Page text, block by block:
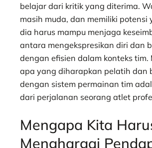
belajar dari kritik yang diterima.
masih muda, dan memiliki potensi
dia harus mampu menjaga
antara mengekspresikan diri dan
dengan efisien dalam konteks tim.
apa yang diharapkan pelatih dan
dengan sistem permainan tim
dari perjalanan seorang atlet
Mengapa Kita
Menghargai